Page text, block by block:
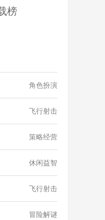
榜
角色扮演
飞行射击
策略经营
休闲益智
飞行射击
冒险解谜